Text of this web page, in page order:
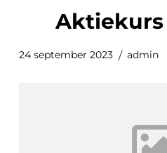
24 september 2023 admin